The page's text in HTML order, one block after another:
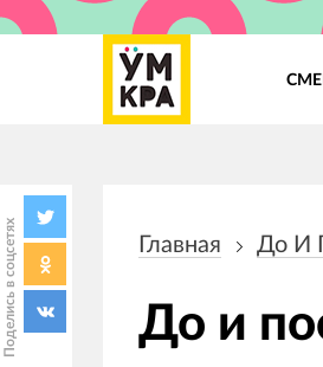
Поделись в соцсетях навигации
Главная До И
До и